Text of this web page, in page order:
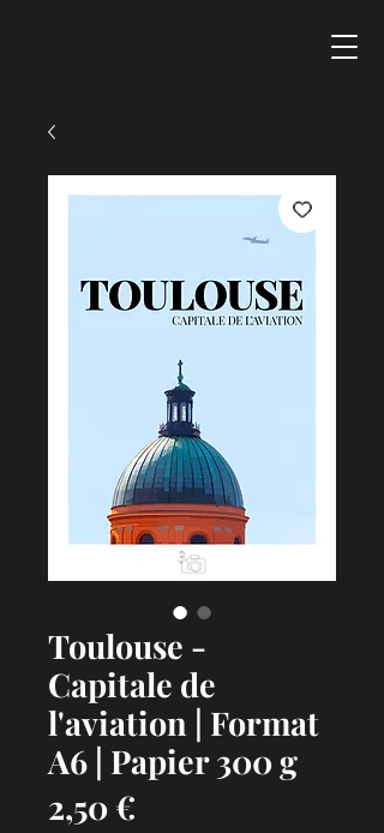
Toulouse -
Capitale de
l'aviation | Format
A6 | Papier 300 g
2,50 €